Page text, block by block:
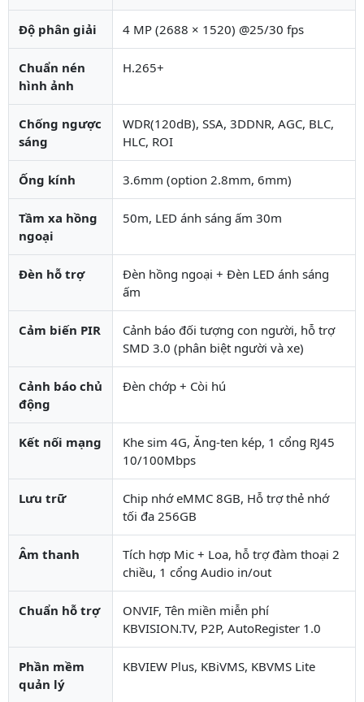
Độ phân giải 4 MP (2688 × 1520) @25/30 fps
Chuẩn nén
hình ảnh
H.265+
Chống ngược
sáng
WDR(120dB), SSA, 3DDNR, AGC, BLC,
HLC, ROI
Ống kính 3.6mm (option 2.8mm, 6mm)
Tầm xa hồng
ngoại
50m, LED ánh sáng ấm 30m
Đèn hỗ trợ
Đèn hồng ngoại + Đèn LED ánh sáng
ấm
Cảm biến PIR
Cảnh báo đối tượng con người, hỗ trợ
SMD 3.0 (phân biệt người và xe)
Cảnh báo chủ
động
Đèn chớp + Còi hú
Kết nối mạng
Khe sim 4G, Ăng-ten kép, 1 cổng RJ45
10/100Mbps
Lưu trữ
Chip nhớ eMMC 8GB, Hỗ trợ thẻ nhớ
tối đa 256GB
Âm thanh
Tích hợp Mic + Loa, hỗ trợ đàm thoại 2
chiều, 1 cổng Audio in/out
Chuẩn hỗ trợ
ONVIF, Tên miền miễn phí
KBVISION.TV, P2P, AutoRegister 1.0
Phần mềm
quản lý
KBVIEW Plus, KBiVMS, KBVMS Lite